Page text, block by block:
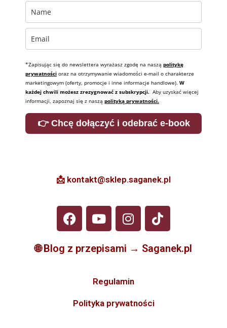
*Zapisując się do newslettera wyrażasz zgodę na naszą politykę
prywatności oraz na otrzymywanie wiadomości e-mail o charakterze
marketingowym (oferty, promocje i inne informacje handlowe). W
każdej chwili możesz zrezygnować z subskrypcji. Aby uzyskać więcej
informacji, zapoznaj się z naszą polityką prywatności.
👉 Chcę dołączyć i odebrać e-book
📩 kontakt@sklep.saganek.pl
🌐Blog z przepisami → Saganek.pl
Regulamin
Polityka prywatności